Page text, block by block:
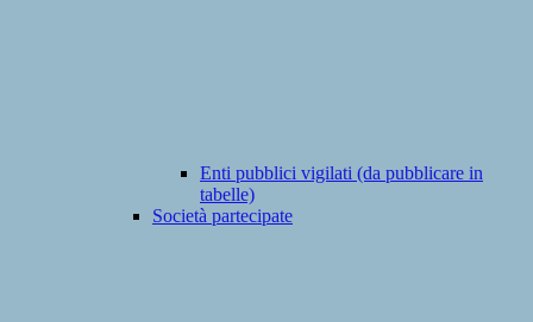
Enti pubblici vigilati (da pubblicare in
tabelle)
Società partecipate